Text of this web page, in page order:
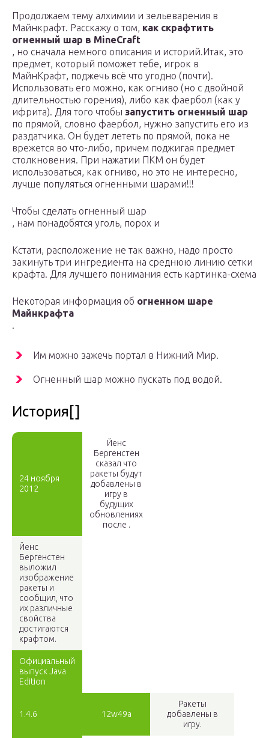
Продолжаем тему алхимии и зельеварения в
Майнкрафт. Расскажу о том, как скрафтить
огненный шар в MineCraft
, но сначала немного описания и историй.Итак, это
предмет, который поможет тебе, игрок в
МайнКрафт, поджечь всё что угодно (почти).
Использовать его можно, как огниво (но с двойной
длительностью горения), либо как фаербол (как у
ифрита). Для того чтобы запустить огненный шар
по прямой, словно фаербол, нужно запустить его из
раздатчика. Он будет лететь по прямой, пока не
врежется во что-либо, причем поджигая предмет
столкновения. При нажатии ПКМ он будет
использоваться, как огниво, но это не интересно,
лучше популяться огненными шарами!!!
Чтобы сделать огненный шар
, нам понадобятся уголь, порох и
Кстати, расположение не так важно, надо просто
закинуть три ингредиента на среднюю линию сетки
крафта. Для лучшего понимания есть картинка-схема
Некоторая информация об огненном шаре
Майнкрафта
.
Им можно зажечь портал в Нижний Мир.
Огненный шар можно пускать под водой.
История[]
24 ноября
2012
Йенс
Бергенстен
сказал что
ракеты будут
добавлены в
игру в
будущих
обновлениях
после .
Йенс
Бергенстен
выложил
изображение
ракеты и
сообщил, что
их различные
свойства
достигаются
крафтом.
Официальный
выпуск Java
Edition
1.4.6 12w49a
Ракеты
добавлены в
игру.